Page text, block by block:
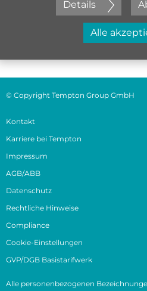
Jetzt initiativ
Details
Alle
© Copyright Tempton Group GmbH
Kontakt
Karriere bei Tempton
Impressum
AGB/ABB
Datenschutz
Rechtliche Hinweise
Compliance
Cookie-Einstellungen
GVP/DGB Basistarifwerk
Alle personenbezogenen